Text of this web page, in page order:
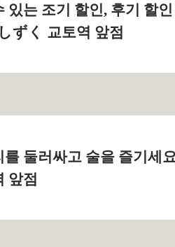
있는 조기 할인, 후기 할
ずく 교토역 앞점
둘러싸고 술을 즐기세
앞점